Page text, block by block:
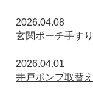
2026.04.08
玄関ポーチ手す
2026.04.01
井戸ポンプ取替